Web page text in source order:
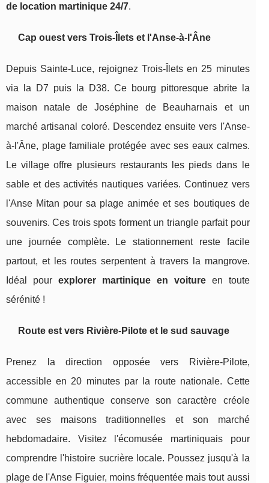
de location martinique 24/7.
Cap ouest vers Trois-Îlets et l'Anse-à-l'Âne
Depuis Sainte-Luce, rejoignez Trois-Îlets en 25 minutes
via la D7 puis la D38. Ce bourg pittoresque abrite la
maison natale de Joséphine de Beauharnais et un
marché artisanal coloré. Descendez ensuite vers l'Anse-
à-l'Âne, plage familiale protégée avec ses eaux calmes.
Le village offre plusieurs restaurants les pieds dans le
sable et des activités nautiques variées. Continuez vers
l'Anse Mitan pour sa plage animée et ses boutiques de
souvenirs. Ces trois spots forment un triangle parfait pour
une journée complète. Le stationnement reste facile
partout, et les routes serpentent à travers la mangrove.
Idéal pour explorer martinique en voitureen toute
sérénité !
Route est vers Rivière-Pilote et le sud sauvage
Prenez la direction opposée vers Rivière-Pilote,
accessible en 20 minutes par la route nationale. Cette
commune authentique conserve son caractère créole
avec ses maisons traditionnelles et son marché
hebdomadaire. Visitez l'écomusée martiniquais pour
comprendre l'histoire sucrière locale. Poussez jusqu'à la
plage de l'Anse Figuier, moins fréquentée mais tout aussi